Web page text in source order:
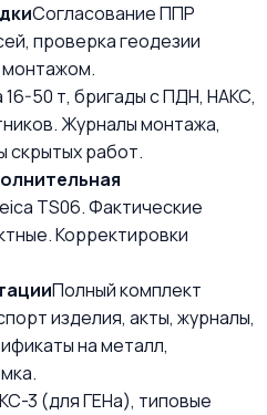
Согласование ППР
проверка геодезии
16-50 т, бригады с ПДН, НАКС,
Журналы монтажа,
скрытых работ.
TS06. Фактические
Корректировки
Полный комплект
изделия, акты, журналы,
на металл,
3 (для ГЕНа), типовые